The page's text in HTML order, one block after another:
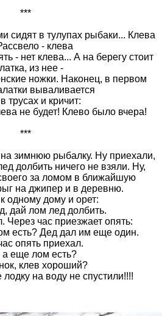
***
сидят в тулупах рыбаки... Клева
- клева
- нет клева... А на берегу стоит
из нее -
ножки. Наконец, в первом
вываливается
трусах и кричит:
не будет! Клево было вчера!
***
на зимнюю рыбалку. Hу приехали,
долбить ничего не взяли. Hу,
за ломом в ближайшую
на джипер и в деревню.
одному дому и орет:
дай лом лед долбить.
Через час приезжает опять:
есть? Дед дал им еще один.
опять приехал.
а еще лом есть?
клев хороший?
на воду не спустили!!!!